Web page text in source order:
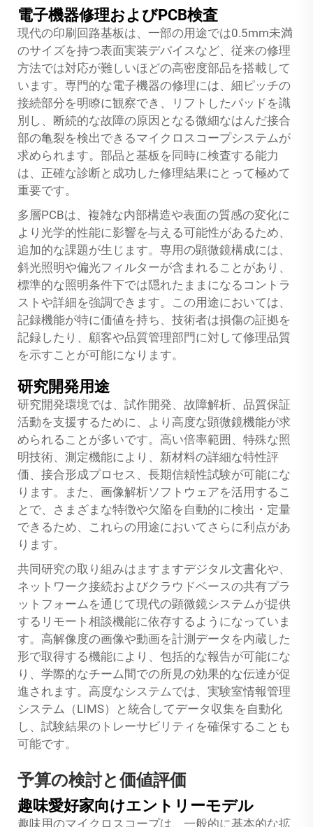
電子機器修理およびPCB検査
現代の印刷回路基板は、一部の用途では0.5mm未満
のサイズを持つ表面実装デバイスなど、従来の修理
方法では対応が難しいほどの高密度部品を搭載して
います。専門的な電子機器の修理には、細ピッチの
接続部分を明瞭に観察でき、リフトしたパッドを識
別し、断続的な故障の原因となる微細なはんだ接合
部の亀裂を検出できるマイクロスコープシステムが
求められます。部品と基板を同時に検査する能力
は、正確な診断と成功した修理結果にとって極めて
重要です。
多層PCBは、複雑な内部構造や表面の質感の変化に
より光学的性能に影響を与える可能性があるため、
追加的な課題が生じます。専用の顕微鏡構成には、
斜光照明や偏光フィルターが含まれることがあり、
標準的な照明条件下では隠れたままになるコントラ
ストや詳細を強調できます。この用途においては、
記録機能が特に価値を持ち、技術者は損傷の証拠を
記録したり、顧客や品質管理部門に対して修理品質
を示すことが可能になります。
研究開発用途
研究開発環境では、試作開発、故障解析、品質保証
活動を支援するために、より高度な顕微鏡機能が求
められることが多いです。高い倍率範囲、特殊な照
明技術、測定機能により、新材料の詳細な特性評
価、接合形成プロセス、長期信頼性試験が可能にな
ります。また、画像解析ソフトウェアを活用するこ
とで、さまざまな特徴や欠陥を自動的に検出・定量
できるため、これらの用途においてさらに利点があ
ります。
共同研究の取り組みはますますデジタル文書化や、
ネットワーク接続およびクラウドベースの共有プラ
ットフォームを通じて現代の顕微鏡システムが提供
するリモート相談機能に依存するようになっていま
す。高解像度の画像や動画を計測データを内蔵した
形で取得する機能により、包括的な報告が可能にな
り、学際的なチーム間での所見の効果的な伝達が促
進されます。高度なシステムでは、実験室情報管理
システム（LIMS）と統合してデータ収集を自動化
し、試験結果のトレーサビリティを確保することも
可能です。
予算の検討と価値評価
趣味愛好家向けエントリーモデル
趣味用のマイクロスコープは、一般的に基本的な拡